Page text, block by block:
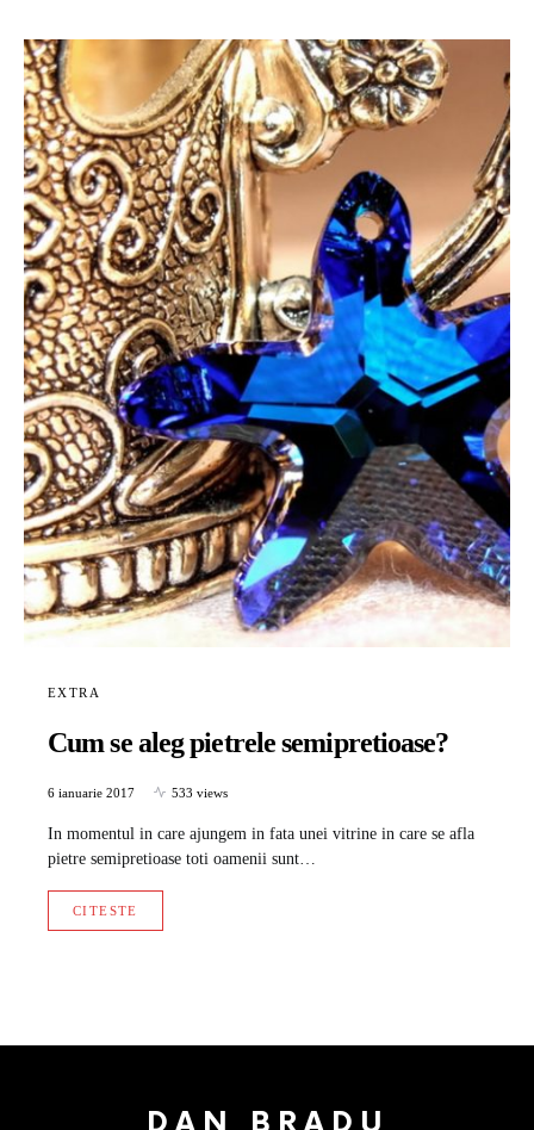
EXTRA
Cum se aleg pietrele semipretioase?
6 ianuarie 2017 533 views
In momentul in care ajungem in fata unei vitrine in care se afla
pietre semipretioase toti oamenii sunt…
CITESTE